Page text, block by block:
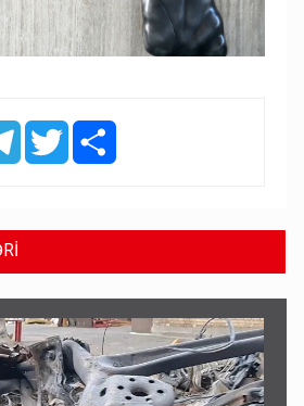
TelegramTwitter